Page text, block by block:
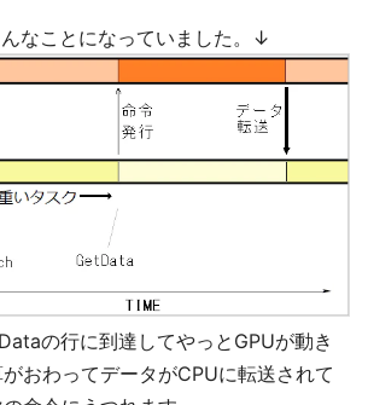
なことになっていました。↓
の行に到達してやっとGPUが動き
おわってデータがCPUに転送されて